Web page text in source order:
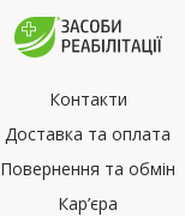
Контакти
Доставка та оплата
Повернення та обмін
Кар’єра